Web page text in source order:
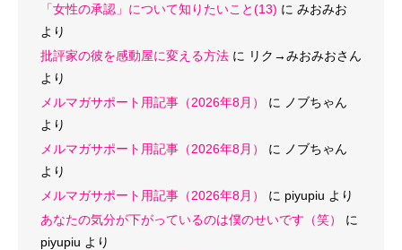
「女性の承認」について知りたいこと(13) に みおみお
より
批評家の彼を感動屋に変える方法 に リク→みおみおさん
より
メルマガサポート用記事（2026年8月）
に
ノブちゃん
より
メルマガサポート用記事（2026年8月）
に
ノブちゃん
より
メルマガサポート用記事（2026年8月）
に piyupiu より
あなたの気分が下がっているのは僕のせいです（笑）
に
piyupiu より